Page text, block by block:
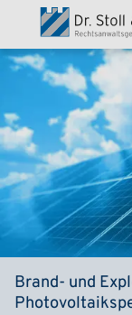
Direkt zum Inhalt
Brand- und